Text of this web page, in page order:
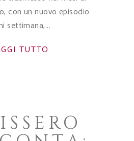
con un nuovo episodio
settimana,
TUTTO